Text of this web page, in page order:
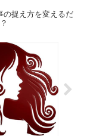
の捉え方を変えるだ